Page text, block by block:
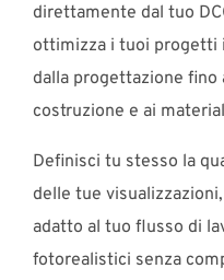
direttamente dal tuo
ottimizza i tuoi progetti
dalla progettazione fino
costruzione e ai
Definisci tu stesso la
delle tue
adatto al tuo flusso di
fotorealistici senza